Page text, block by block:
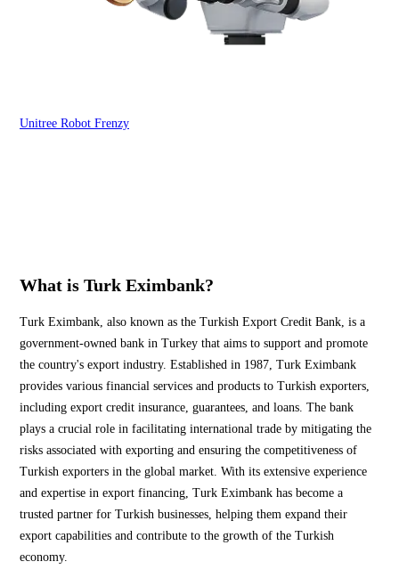
Unitree Robot Frenzy
What is Turk Eximbank?
Turk Eximbank, also known as the Turkish Export Credit Bank, is a
government-owned bank in Turkey that aims to support and promote
the country's export industry. Established in 1987, Turk Eximbank
provides various financial services and products to Turkish exporters,
including export credit insurance, guarantees, and loans. The bank
plays a crucial role in facilitating international trade by mitigating the
risks associated with exporting and ensuring the competitiveness of
Turkish exporters in the global market. With its extensive experience
and expertise in export financing, Turk Eximbank has become a
trusted partner for Turkish businesses, helping them expand their
export capabilities and contribute to the growth of the Turkish
economy.